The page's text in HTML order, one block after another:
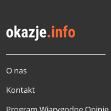
O nas
Kontakt